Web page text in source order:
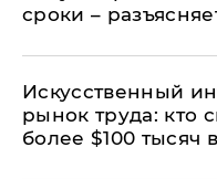
сроки –
Искусственный
рынок труда: кто
более $100 тысяч